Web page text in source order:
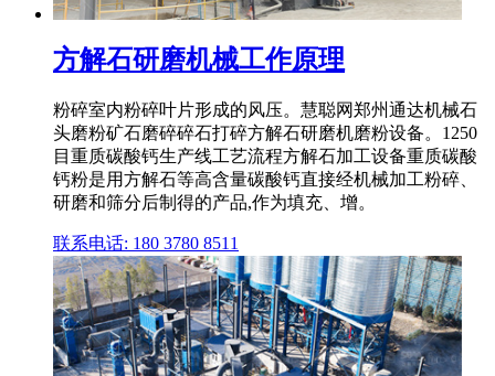
方解石研磨机械工作原理
粉碎室内粉碎叶片形成的风压。慧聪网郑州通达机械石
头磨粉矿石磨碎碎石打碎方解石研磨机磨粉设备。1250
目重质碳酸钙生产线工艺流程方解石加工设备重质碳酸
钙粉是用方解石等高含量碳酸钙直接经机械加工粉碎、
研磨和筛分后制得的产品,作为填充、增。
联系电话: 180 3780 8511